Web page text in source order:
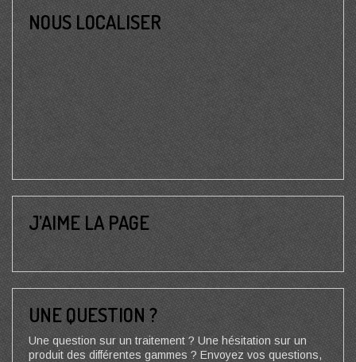
NOUS LOCALISER
J’AIME LA PAGE
UNE QUESTION ?
Une question sur un traitement ? Une hésitation sur un
produit des différentes gammes ? Envoyez vos questions,